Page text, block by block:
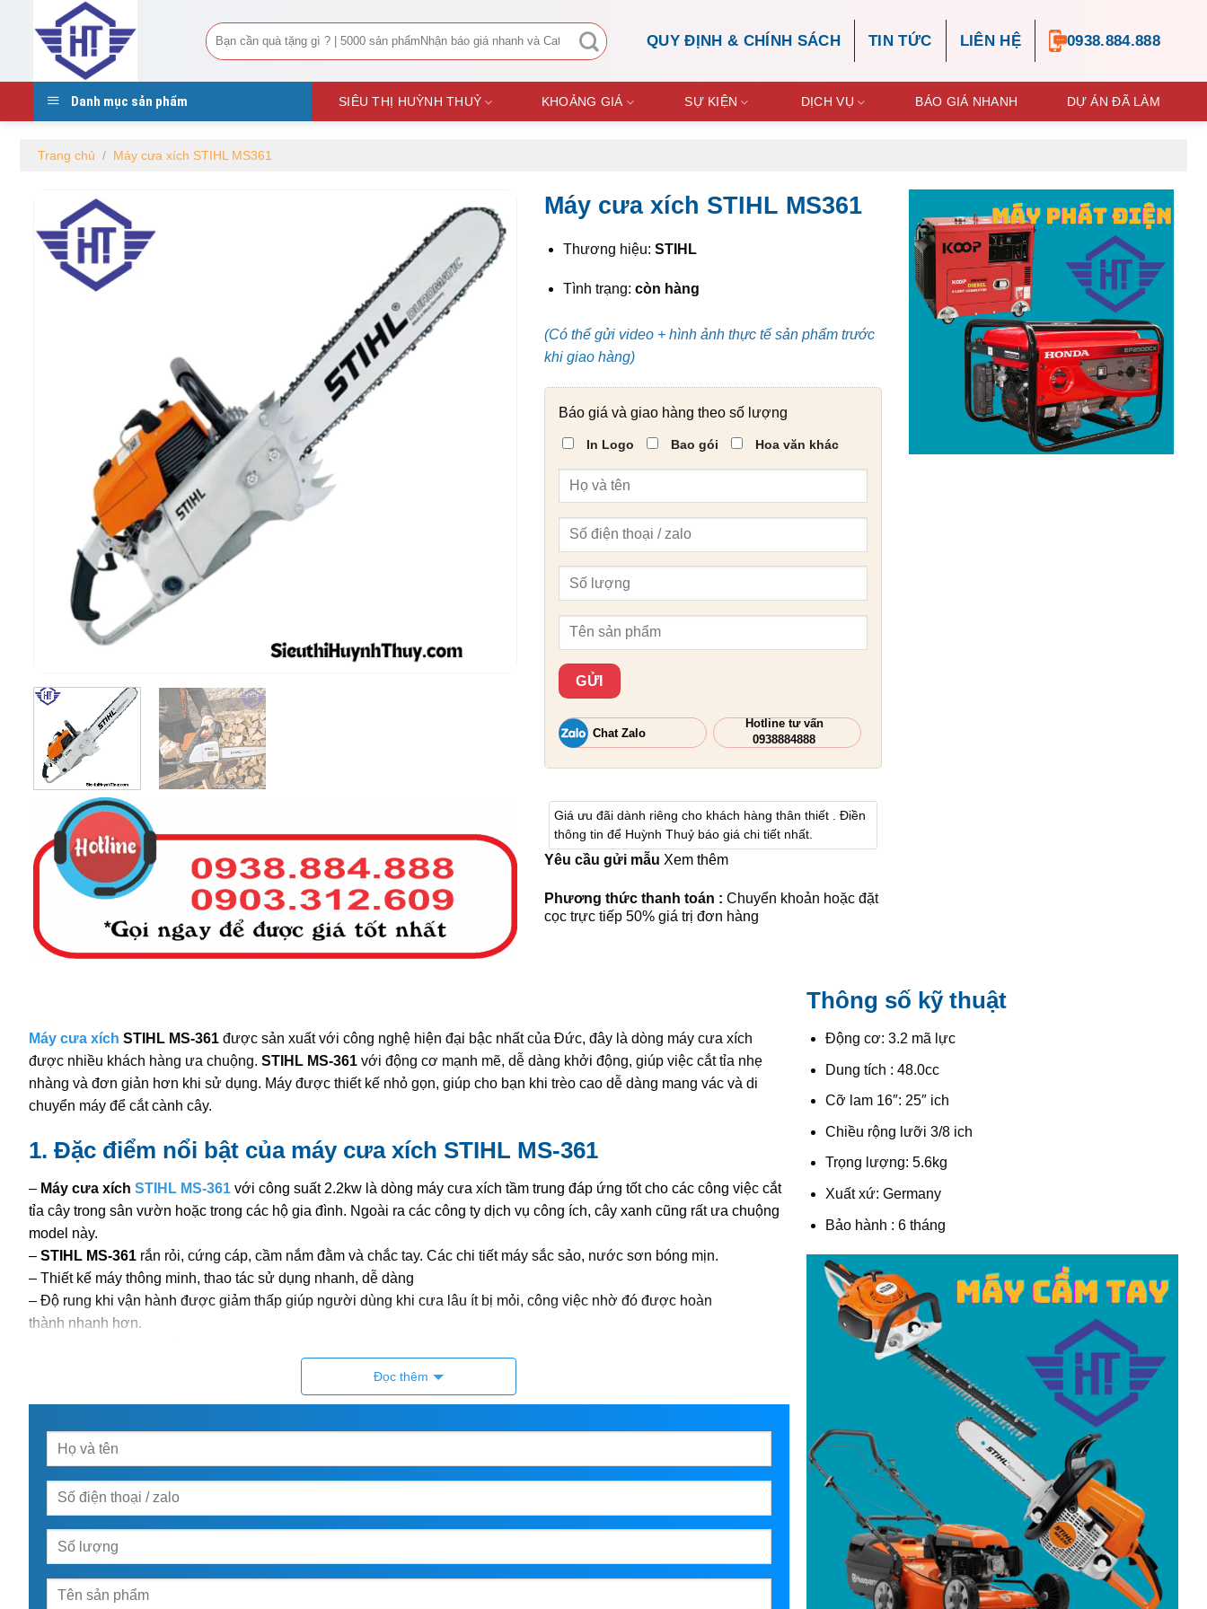
Tìm
kiếm:
QUY ĐỊNH & CHÍNH SÁCH TIN TỨC LIÊN HỆ 0938.884.888
Danh mục sản phẩm SIÊU THỊ HUỲNH THUỶ KHOẢNG GIÁ SỰ KIỆN DỊCH VỤ BÁO GIÁ NHANH DỰ ÁN ĐÃ LÀM
Trang chủ / Máy cưa xích STIHL MS361
Máy cưa xích STIHL MS361
Thương hiệu: STIHL
Tình trạng: còn hàng
(Có thể gửi video + hình ảnh thực tế sản phẩm trước
khi giao hàng)
Báo giá và giao hàng theo số lượng
In Logo Bao gói Hoa văn khác
Chat Zalo
Hotline tư vấn
0938884888
Giá ưu đãi dành riêng cho khách hàng thân thiết . Điền
thông tin để Huỳnh Thuỷ báo giá chi tiết nhất.
Yêu cầu gửi mẫu Xem thêm
Phương thức thanh toán : Chuyển khoản hoặc đặt
cọc trực tiếp 50% giá trị đơn hàng
Máy cưa xích STIHL MS-361được sản xuất với công nghệ hiện đại bậc nhất của Đức, đây là dòng máy cưa xích
được nhiều khách hàng ưa chuộng. STIHL MS-361với động cơ mạnh mẽ, dễ dàng khởi động, giúp việc cắt tỉa nhẹ
nhàng và đơn giản hơn khi sử dụng. Máy được thiết kế nhỏ gọn, giúp cho bạn khi trèo cao dễ dàng mang vác và di
chuyển máy để cắt cành cây.
1. Đặc điểm nổi bật của máy cưa xích STIHL MS-361
– Máy cưa xích STIHL MS-361với công suất 2.2kw là dòng máy cưa xích tầm trung đáp ứng tốt cho các công việc cắt
tỉa cây trong sân vườn hoặc trong các hộ gia đình. Ngoài ra các công ty dịch vụ công ích, cây xanh cũng rất ưa chuộng
model này.
– STIHL MS-361rắn rỏi, cứng cáp, cầm nắm đằm và chắc tay. Các chi tiết máy sắc sảo, nước sơn bóng mịn.
– Thiết kế máy thông minh, thao tác sử dụng nhanh, dễ dàng
– Độ rung khi vận hành được giảm thấp giúp người dùng khi cưa lâu ít bị mỏi, công việc nhờ đó được hoàn
thành nhanh hơn.
khá nhỏ gọn, trọng lượng chỉ 4,6kg, đây cũng là một lợi thế cho người dùng khi không cần phải tốn
2. Hướng dẫn sử dụng
I. Công tắc của máy cưa STIHL có 4 vị trí như sau:
1. Biểu tượngO– Vị trí 1: Tắt máy
2. Biểu tượng
3. Biều tượng!– Vị trí 3: Mở gió( để máy làm việc)
4. Biểu tượng ||!: Vị trí 4: Đóng gió( để kéo xăng)
Đọc thêm
Thông số kỹ thuật
Động cơ: 3.2 mã lực
Dung tích : 48.0cc
Cỡ lam 16″: 25″ ich
Chiều rộng lưỡi 3/8 ich
Trọng lượng: 5.6kg
Xuất xứ: Germany
Bảo hành : 6 tháng